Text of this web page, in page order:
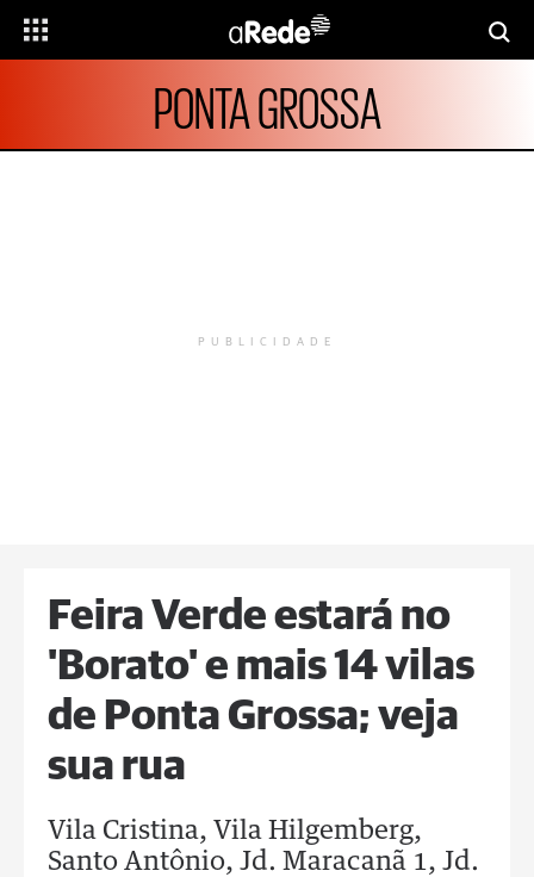
PONTA GROSSA
PUBLICIDADE
Feira Verde estará no
'Borato' e mais 14 vilas
de Ponta Grossa; veja
sua rua
Vila Cristina, Vila Hilgemberg,
Santo Antônio, Jd. Maracanã 1, Jd.